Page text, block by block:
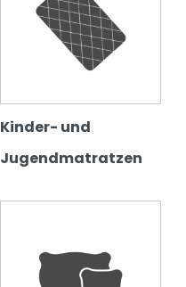
Kinder- und
Jugendmatratzen